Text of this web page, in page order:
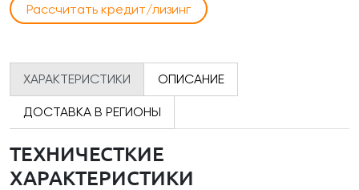
Рассчитать кредит/лизинг
ХАРАКТЕРИСТИКИ ОПИСАНИЕ
ДОСТАВКА В РЕГИОНЫ
ТЕХНИЧЕСТКИЕ
ХАРАКТЕРИСТИКИ